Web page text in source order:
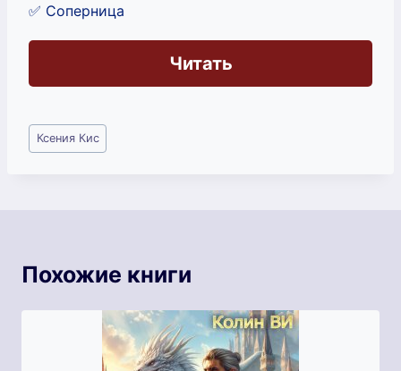
✅ Соперница
Читать
Метки
записи:
Ксения Кис
Похожие книги